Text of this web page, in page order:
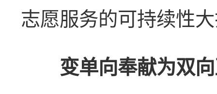
志愿服务的可持续性
变单向奉献为双